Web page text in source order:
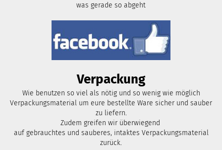
was gerade so abgeht
Verpackung
Wie benutzen so viel als nötig und so wenig wie möglich
Verpackungsmaterial um eure bestellte Ware sicher und sauber
zu liefern.
Zudem greifen wir überwiegend
auf gebrauchtes und sauberes, intaktes Verpackungsmaterial
zurück.